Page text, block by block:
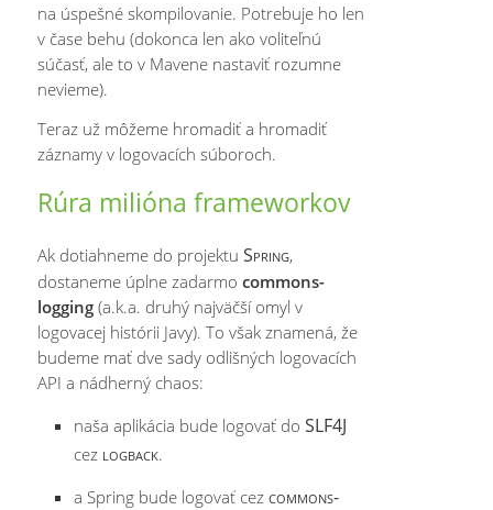
na úspešné skompilovanie. Potrebuje ho len
v čase behu (dokonca len ako voliteľnú
súčasť, ale to v Mavene nastaviť rozumne
nevieme).
Teraz už môžeme hromadiť a hromadiť
záznamy v logovacích súboroch.
Rúra milióna frameworkov
Ak dotiahneme do projektuSpring,
dostaneme úplne zadarmocommons-
logging (a.k.a. druhý najväčší omyl v
logovacej histórii Javy). To však znamená, že
budeme mať dve sady odlišných logovacích
API a nádherný chaos:
naša aplikácia bude logovať do SLF4J
cez logback.
a Spring bude logovať cez commons-